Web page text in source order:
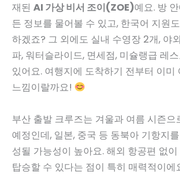
재된 AI 가상 비서 조이(ZOE)예요. 방
든 정보를 물어볼 수 있고, 한국어 지원
하겠죠? 그 외에도 실내 수영장 2개, 야
파, 워터슬라이드, 면세점, 미슐랭급 레
있어요. 여행지에 도착하기 전부터 이미
느낌이랄까요!
부산 출발 크루즈는 겨울과 여름 시즌으
예정인데, 일본, 중국 등 동북아 기항지
성될 가능성이 높아요. 해외 항공편 없
탑승할 수 있다는 점이 특히 매력적이에